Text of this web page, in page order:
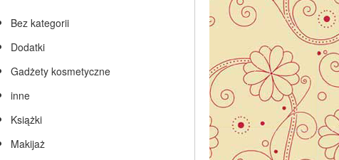
Bez kategorii
Dodatki
Gadżety kosmetyczne
inne
Książki
Makijaż